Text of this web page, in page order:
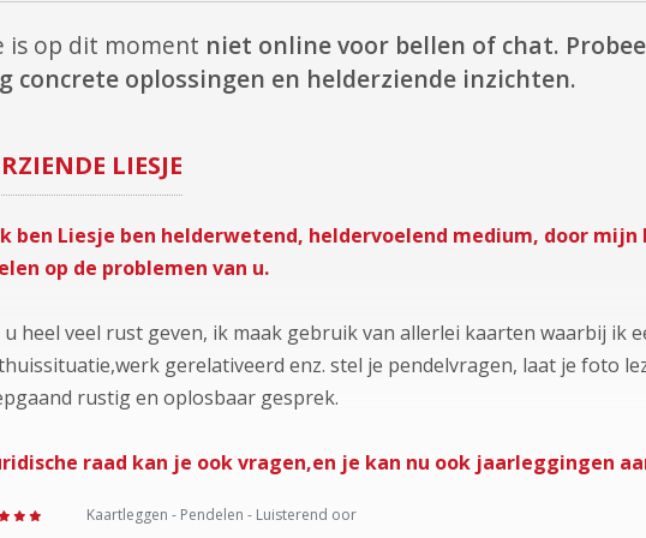
is op dit moment niet online voor bellen of chat.
concrete oplossingen en helderziende inzichten.
LIESJE
ben Liesje ben helderwetend, heldervoelend medium, door
op de problemen van u.
u heel veel rust geven, ik maak gebruik van allerlei kaarten waarbij ik
gerelativeerd enz. stel je pendelvragen, laat je foto
rustig en oplosbaar gesprek.
raad kan je ook vragen,en je kan nu ook jaarleggingen
Kaartleggen - Pendelen - Luisterend oor